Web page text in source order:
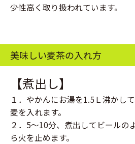
少性高く取り扱われています。
美味しい麦茶の入れ方
【煮出し】
１．やかんにお湯を1.5Ｌ沸かし
麦を入れます。
２．5～10分、煮出してビールの
ら火を止めます。